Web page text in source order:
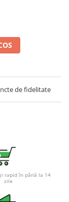
de fidelitate
rapid în până la 14
zile